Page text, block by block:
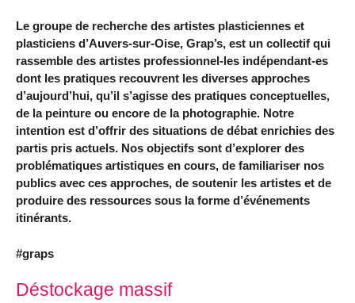
Le groupe de recherche des artistes plasticiennes et
plasticiens d’Auvers-sur-Oise, Grap’s, est un collectif qui
rassemble des artistes professionnel-les indépendant-es
dont les pratiques recouvrent les diverses approches
d’aujourd’hui, qu’il s’agisse des pratiques conceptuelles,
de la peinture ou encore de la photographie. Notre
intention est d’offrir des situations de débat enrichies des
partis pris actuels. Nos objectifs sont d’explorer des
problématiques artistiques en cours, de familiariser nos
publics avec ces approches, de soutenir les artistes et de
produire des ressources sous la forme d’événements
itinérants.
#graps
Articles les plus récents
Déstockage massif